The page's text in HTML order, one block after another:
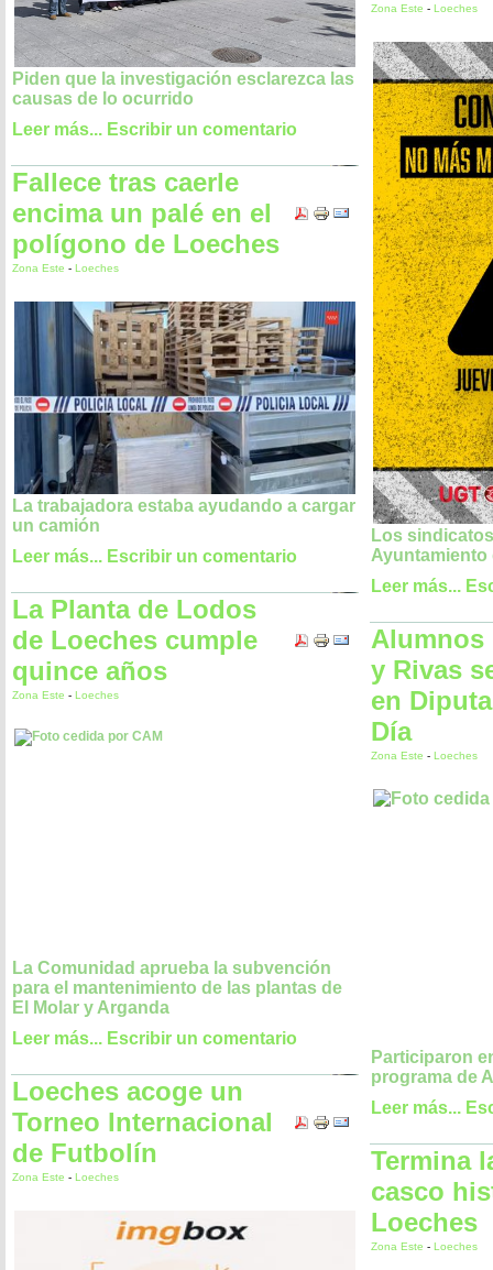
Piden que la investigación esclarezca las
causas de lo ocurrido
Leer más... Escribir un comentario
Fallece tras caerle
encima un palé en el
polígono de Loeches
Zona Este - Loeches
La trabajadora estaba ayudando a cargar
un camión
Leer más... Escribir un comentario
La Planta de Lodos
de Loeches cumple
quince años
Zona Este - Loeches
La Comunidad aprueba la subvención
para el mantenimiento de las plantas de
El Molar y Arganda
Leer más... Escribir un comentario
Loeches acoge un
Torneo Internacional
de Futbolín
Zona Este - Loeches
Zona Este - Loeches
Los
Ayuntamiento
Leer más...
Alumnos
y Rivas
en
Día
Zona Este - Loeches
Participaron
programa de
Leer más...
Termina
casco
Loeches
Zona Este - Loeches